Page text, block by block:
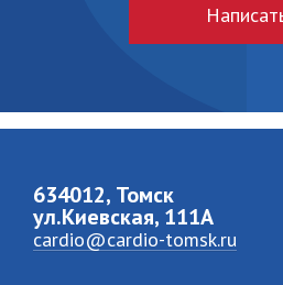
634012, Томск
ул.Киевская, 111A
cardio@cardio-tomsk.ru